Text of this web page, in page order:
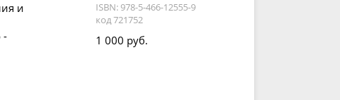
и
-
ISBN: 978-5-466-12555-9
код 721752
1 000 руб.